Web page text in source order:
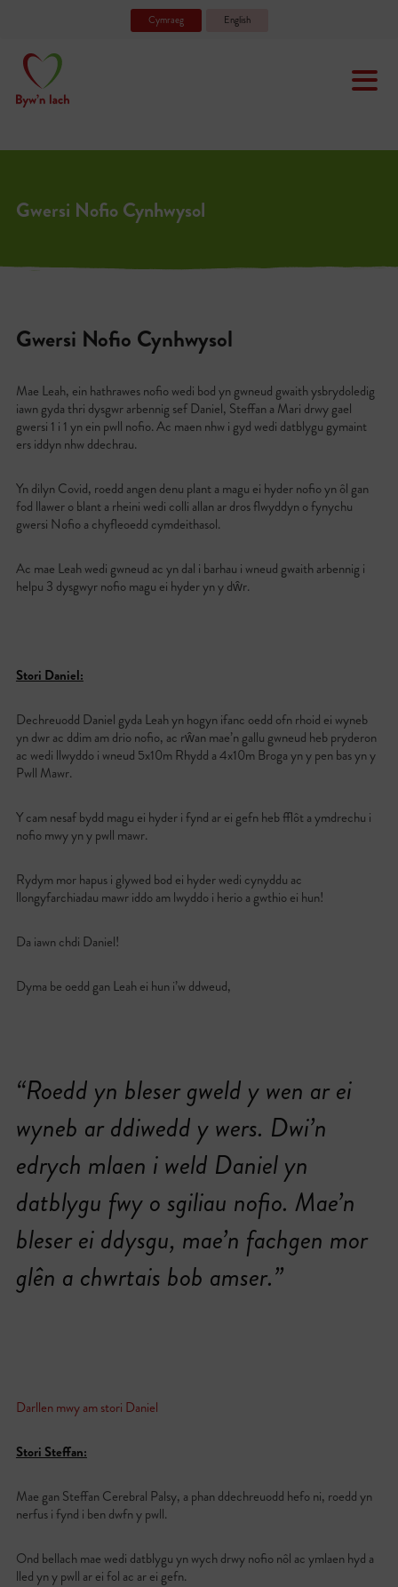
Cymraeg English
Gwersi Nofio Cynhwysol
Gwersi Nofio Cynhwysol
Mae Leah, ein hathrawes nofio wedi bod yn gwneud gwaith ysbrydoledig
iawn gyda thri dysgwr arbennig sef Daniel, Steffan a Mari drwy gael
gwersi 1 i 1 yn ein pwll nofio. Ac maen nhw i gyd wedi datblygu gymaint
ers iddyn nhw ddechrau.
Yn dilyn Covid, roedd angen denu plant a magu ei hyder nofio yn ôl gan
fod llawer o blant a rheini wedi colli allan ar dros flwyddyn o fynychu
gwersi Nofio a chyfleoedd cymdeithasol.
Ac mae Leah wedi gwneud ac yn dal i barhau i wneud gwaith arbennig i
helpu 3 dysgwyr nofio magu ei hyder yn y dŵr.
Stori Daniel:
Dechreuodd Daniel gyda Leah yn hogyn ifanc oedd ofn rhoid ei wyneb
yn dwr ac ddim am drio nofio, ac rŵan mae’n gallu gwneud heb pryderon
ac wedi llwyddo i wneud 5x10m Rhydd a 4x10m Broga yn y pen bas yn y
Pwll Mawr.
Y cam nesaf bydd magu ei hyder i fynd ar ei gefn heb fflôt a ymdrechu i
nofio mwy yn y pwll mawr.
Rydym mor hapus i glywed bod ei hyder wedi cynyddu ac
llongyfarchiadau mawr iddo am lwyddo i herio a gwthio ei hun!
Da iawn chdi Daniel!
Dyma be oedd gan Leah ei hun i’w ddweud,
“Roedd yn bleser gweld y wen ar ei
wyneb ar ddiwedd y wers. Dwi’n
edrych mlaen i weld Daniel yn
datblygu fwy o sgiliau nofio. Mae’n
bleser ei ddysgu, mae’n fachgen mor
glên a chwrtais bob amser.”
Darllen mwy am stori Daniel
Stori Steffan:
Mae gan Steffan Cerebral Palsy, a phan ddechreuodd hefo ni, roedd yn
nerfus i fynd i ben dwfn y pwll.
Ond bellach mae wedi datblygu yn wych drwy nofio nôl ac ymlaen hyd a
lled yn y pwll ar ei fol ac ar ei gefn.